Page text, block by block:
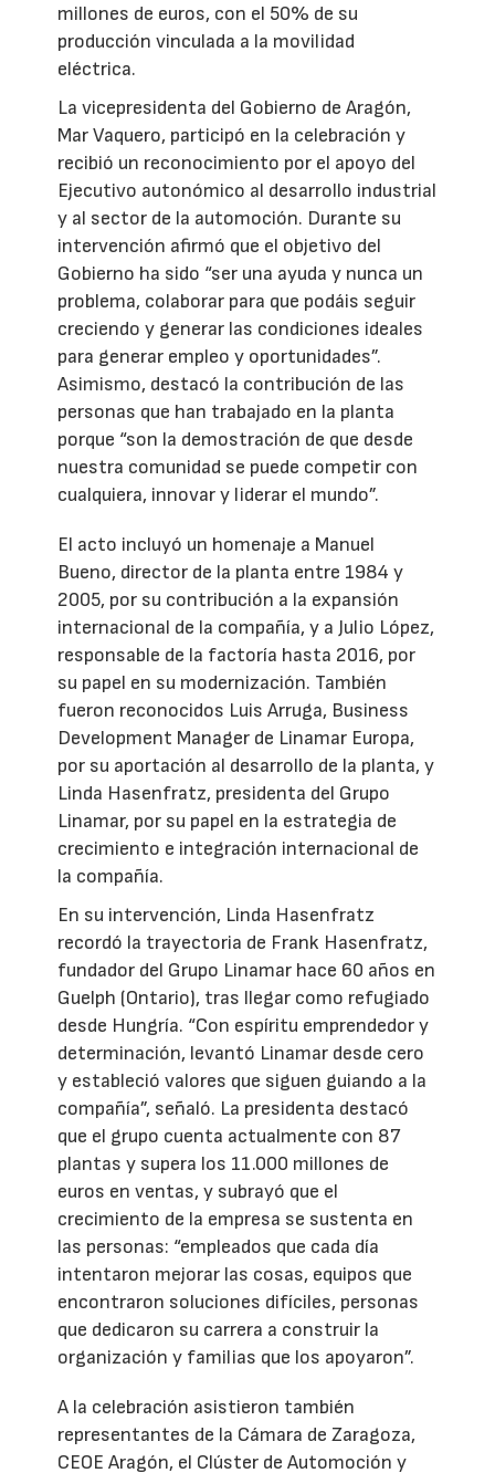
millones de euros, con el 50% de su
producción vinculada a la movilidad
eléctrica.
La vicepresidenta del Gobierno de Aragón,
Mar Vaquero, participó en la celebración y
recibió un reconocimiento por el apoyo del
Ejecutivo autonómico al desarrollo industrial
y al sector de la automoción. Durante su
intervención afirmó que el objetivo del
Gobierno ha sido “ser una ayuda y nunca un
problema, colaborar para que podáis seguir
creciendo y generar las condiciones ideales
para generar empleo y oportunidades”.
Asimismo, destacó la contribución de las
personas que han trabajado en la planta
porque “son la demostración de que desde
nuestra comunidad se puede competir con
cualquiera, innovar y liderar el mundo”.
El acto incluyó un homenaje a Manuel
Bueno, director de la planta entre 1984 y
2005, por su contribución a la expansión
internacional de la compañía, y a Julio López,
responsable de la factoría hasta 2016, por
su papel en su modernización. También
fueron reconocidos Luis Arruga, Business
Development Manager de Linamar Europa,
por su aportación al desarrollo de la planta, y
Linda Hasenfratz, presidenta del Grupo
Linamar, por su papel en la estrategia de
crecimiento e integración internacional de
la compañía.
En su intervención, Linda Hasenfratz
recordó la trayectoria de Frank Hasenfratz,
fundador del Grupo Linamar hace 60 años en
Guelph (Ontario), tras llegar como refugiado
desde Hungría. “Con espíritu emprendedor y
determinación, levantó Linamar desde cero
y estableció valores que siguen guiando a la
compañía”, señaló. La presidenta destacó
que el grupo cuenta actualmente con 87
plantas y supera los 11.000 millones de
euros en ventas, y subrayó que el
crecimiento de la empresa se sustenta en
las personas: “empleados que cada día
intentaron mejorar las cosas, equipos que
encontraron soluciones difíciles, personas
que dedicaron su carrera a construir la
organización y familias que los apoyaron”.
A la celebración asistieron también
representantes de la Cámara de Zaragoza,
CEOE Aragón, el Clúster de Automoción y